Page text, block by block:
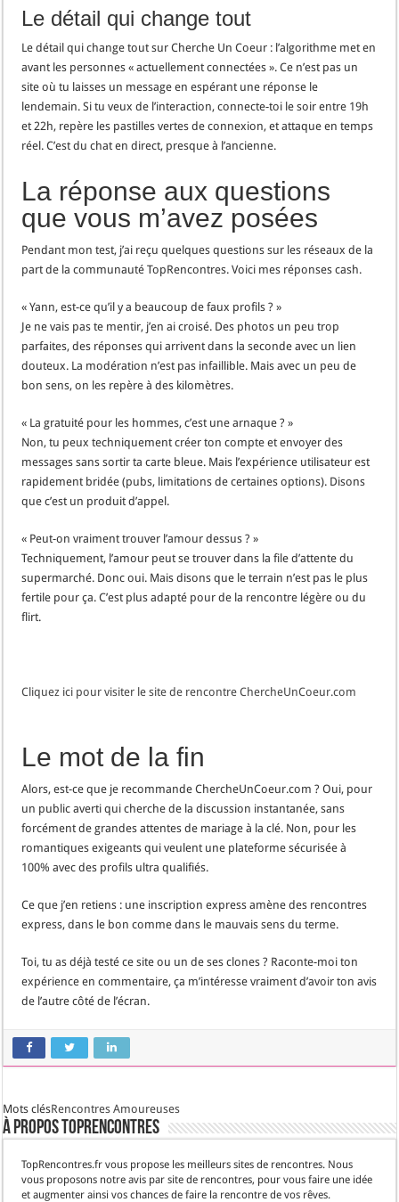
Le détail qui change tout
Le détail qui change tout sur Cherche Un Coeur : l’algorithme met en
avant les personnes « actuellement connectées ». Ce n’est pas un
site où tu laisses un message en espérant une réponse le
lendemain. Si tu veux de l’interaction, connecte-toi le soir entre 19h
et 22h, repère les pastilles vertes de connexion, et attaque en temps
réel. C’est du chat en direct, presque à l’ancienne.
La réponse aux questions
que vous m’avez posées
Pendant mon test, j’ai reçu quelques questions sur les réseaux de la
part de la communauté TopRencontres. Voici mes réponses cash.
« Yann, est-ce qu’il y a beaucoup de faux profils ? »
Je ne vais pas te mentir, j’en ai croisé. Des photos un peu trop
parfaites, des réponses qui arrivent dans la seconde avec un lien
douteux. La modération n’est pas infaillible. Mais avec un peu de
bon sens, on les repère à des kilomètres.
« La gratuité pour les hommes, c’est une arnaque ? »
Non, tu peux techniquement créer ton compte et envoyer des
messages sans sortir ta carte bleue. Mais l’expérience utilisateur est
rapidement bridée (pubs, limitations de certaines options). Disons
que c’est un produit d’appel.
« Peut-on vraiment trouver l’amour dessus ? »
Techniquement, l’amour peut se trouver dans la file d’attente du
supermarché. Donc oui. Mais disons que le terrain n’est pas le plus
fertile pour ça. C’est plus adapté pour de la rencontre légère ou du
flirt.
Cliquez ici pour visiter le site de rencontre ChercheUnCoeur.com
Le mot de la fin
Alors, est-ce que je recommande ChercheUnCoeur.com ? Oui, pour
un public averti qui cherche de la discussion instantanée, sans
forcément de grandes attentes de mariage à la clé. Non, pour les
romantiques exigeants qui veulent une plateforme sécurisée à
100% avec des profils ultra qualifiés.
Ce que j’en retiens : une inscription express amène des rencontres
express, dans le bon comme dans le mauvais sens du terme.
Toi, tu as déjà testé ce site ou un de ses clones ? Raconte-moi ton
expérience en commentaire, ça m’intéresse vraiment d’avoir ton avis
de l’autre côté de l’écran.
Mots clésRencontres Amoureuses
À propos TopRencontres
TopRencontres.fr vous propose les meilleurs sites de rencontres. Nous
vous proposons notre avis par site de rencontres, pour vous faire une idée
et augmenter ainsi vos chances de faire la rencontre de vos rêves.